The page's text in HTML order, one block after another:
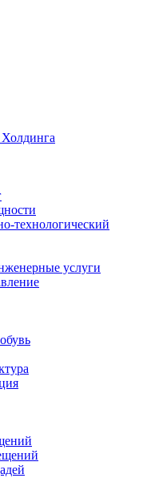
технологический
услуги